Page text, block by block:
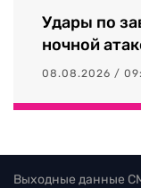
Удары по
ночной
08.08.2026 /
Выходные данные